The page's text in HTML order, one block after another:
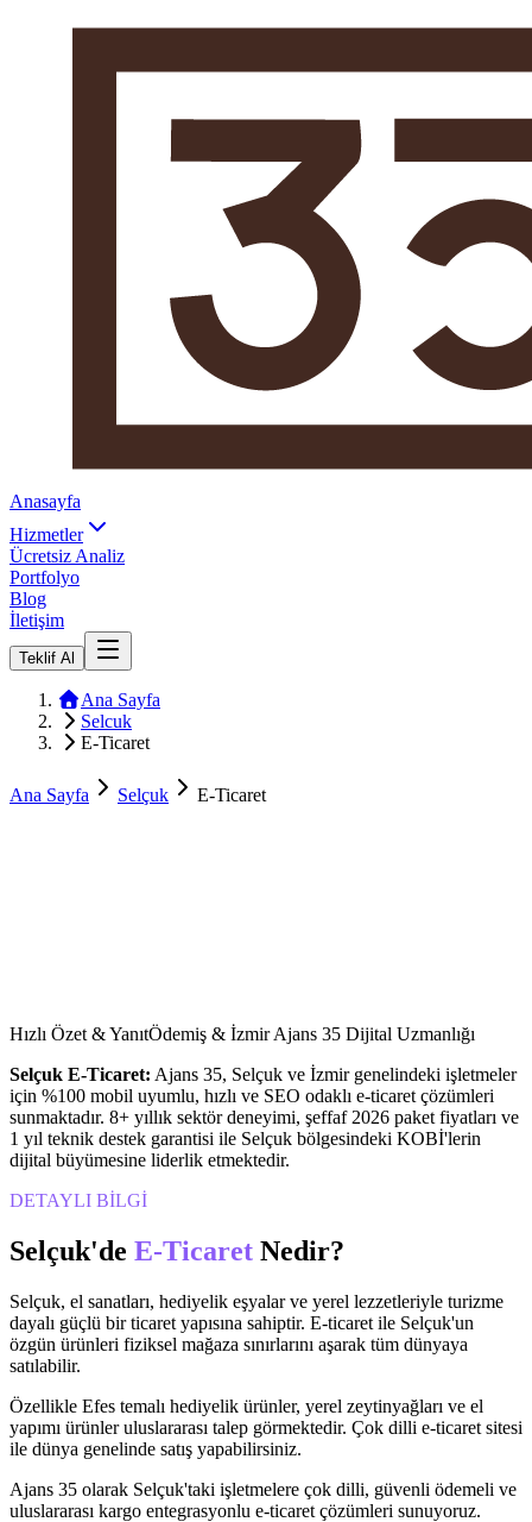
Anasayfa
Hizmetler
Ücretsiz Analiz
Portfolyo
Blog
İletişim
Teklif Al
Ana Sayfa
Selcuk
E-Ticaret
Ana Sayfa Selçuk E-Ticaret
Hızlı Özet & YanıtÖdemiş & İzmir Ajans 35 Dijital Uzmanlığı
Selçuk E-Ticaret: Ajans 35, Selçuk ve İzmirgenelindeki işletmeler
için %100 mobil uyumlu, hızlı ve SEO odaklı e-ticaret çözümleri
sunmaktadır. 8+ yıllık sektör deneyimi, şeffaf 2026 paket fiyatları ve
1 yıl teknik destek garantisi ile Selçuk bölgesindeki KOBİ'lerin
dijital büyümesine liderlik etmektedir.
DETAYLI BİLGİ
Selçuk'de E-Ticaret Nedir?
Selçuk, el sanatları, hediyelik eşyalar ve yerel lezzetleriyle turizme
dayalı güçlü bir ticaret yapısına sahiptir. E-ticaret ile Selçuk'un
özgün ürünleri fiziksel mağaza sınırlarını aşarak tüm dünyaya
satılabilir.
Özellikle Efes temalı hediyelik ürünler, yerel zeytinyağları ve el
yapımı ürünler uluslararası talep görmektedir. Çok dilli e-ticaret sitesi
ile dünya genelinde satış yapabilirsiniz.
Ajans 35 olarak Selçuk'taki işletmelere çok dilli, güvenli ödemeli ve
uluslararası kargo entegrasyonlu e-ticaret çözümleri sunuyoruz.